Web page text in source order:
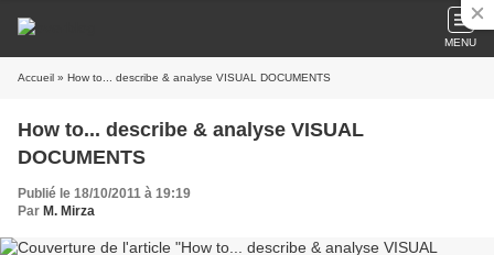
MENU
Accueil » How to... describe & analyse VISUAL DOCUMENTS
How to... describe & analyse VISUAL
DOCUMENTS
Publié le 18/10/2011 à 19:19
Par M. Mirza